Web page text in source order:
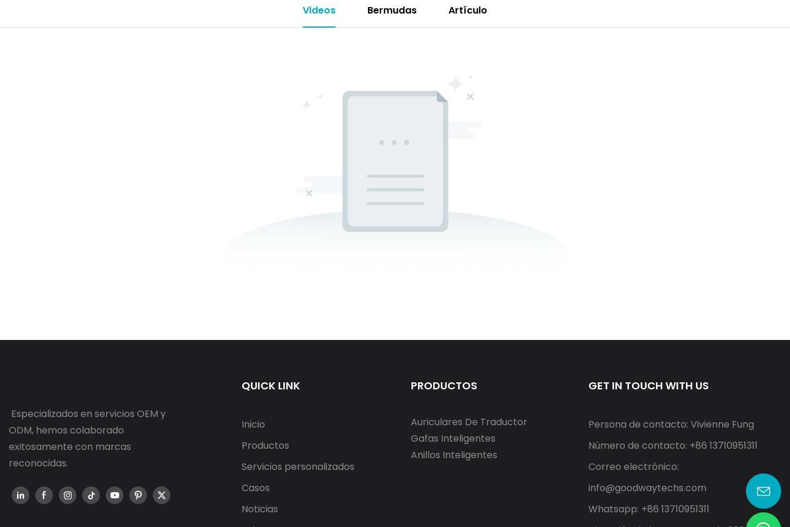
Videos Bermudas Artículo
Especializados en servicios OEM y
ODM, hemos colaborado
exitosamente con marcas
reconocidas.
QUICK LINK
Inicio
Productos
Servicios personalizados
Casos
Noticias
PRODUCTOS
Auriculares De Traductor
Gafas Inteligentes
Anillos Inteligentes
GET IN TOUCH WITH US
Persona de contacto: Vivienne Fung
Número de contacto: +86 13710951311
Correo electrónico:
info@goodwaytechs.com
Whatsapp: +86 13710951311